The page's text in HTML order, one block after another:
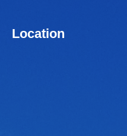
Location